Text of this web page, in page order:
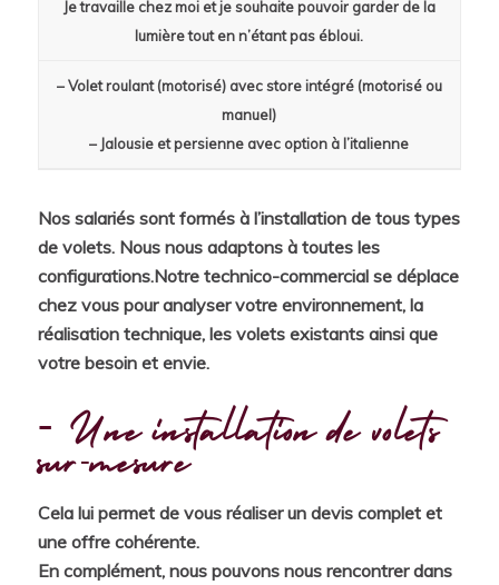
Je travaille chez moi et je souhaite pouvoir garder de la
lumière tout en n’étant pas ébloui.
– Volet roulant (motorisé) avec store intégré (motorisé ou
manuel)
– Jalousie et persienne avec option à l’italienne
Nos salariés sont formés à l’installation de tous types
de volets. Nous nous adaptons à toutes les
configurations.Notre technico-commercial se déplace
chez vous pour analyser votre environnement, la
réalisation technique, les volets existants ainsi que
votre besoin et envie.
Une installation de volets
sur-mesure
Cela lui permet de vous réaliser un devis complet et
une offre cohérente.
En complément, nous pouvons nous rencontrer dans